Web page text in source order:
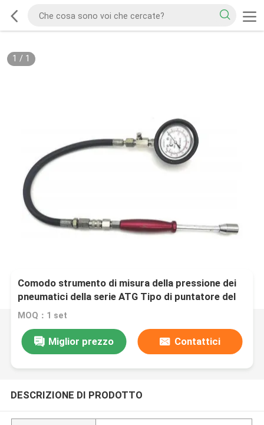
1 / 1
Comodo strumento di misura della pressione dei
pneumatici della serie ATG Tipo di puntatore del
tubo per la taratura a 20C±2C
MOQ：1 set
Miglior prezzo Contattici
DESCRIZIONE DI PRODOTTO